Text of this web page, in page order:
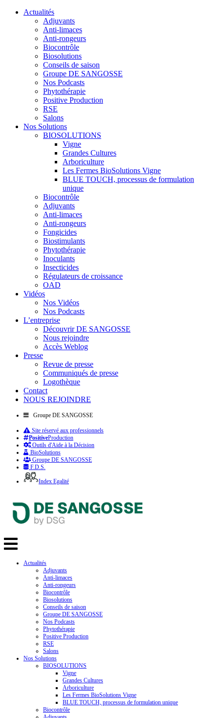
Actualités
Adjuvants
Anti-limaces
Anti-rongeurs
Biocontrôle
Biosolutions
Conseils de saison
Groupe DE SANGOSSE
Nos Podcasts
Phytothérapie
Positive Production
RSE
Salons
Nos Solutions
BIOSOLUTIONS
Vigne
Grandes Cultures
Arboriculture
Les Fermes BioSolutions Vigne
BLUE TOUCH, processus de formulation
unique
Biocontrôle
Adjuvants
Anti-limaces
Anti-rongeurs
Fongicides
Biostimulants
Phytothérapie
Inoculants
Insecticides
Régulateurs de croissance
OAD
Vidéos
Nos Vidéos
Nos Podcasts
L’entreprise
Découvrir DE SANGOSSE
Nous rejoindre
Accès Weblog
Presse
Revue de presse
Communiqués de presse
Logothèque
Contact
NOUS REJOINDRE
Groupe DE SANGOSSE
Site réservé aux professionnels
PositiveProduction
Outils d'Aide à la Décision
BioSolutions
Groupe DE SANGOSSE
F.D.S.
Index Egalité
Actualités
Adjuvants
Anti-limaces
Anti-rongeurs
Biocontrôle
Biosolutions
Conseils de saison
Groupe DE SANGOSSE
Nos Podcasts
Phytothérapie
Positive Production
RSE
Salons
Nos Solutions
BIOSOLUTIONS
Vigne
Grandes Cultures
Arboriculture
Les Fermes BioSolutions Vigne
BLUE TOUCH, processus de formulation unique
Biocontrôle